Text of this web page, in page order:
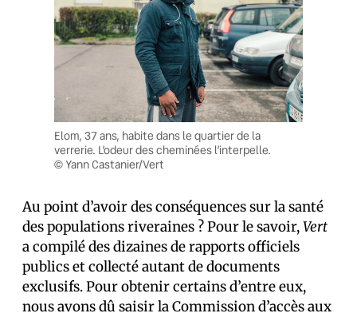
Elom, 37 ans, habite dans le quartier de la
verrerie. L’odeur des cheminées l’interpelle.
© Yann Castanier/Vert
Au point d’avoir des conséquences sur la santé
des populations riveraines ? Pour le savoir,Vert
a compilé des dizaines de rapports officiels
publics et collecté autant de documents
exclusifs. Pour obtenir certains d’entre eux,
nous avons dû saisir la Commission d’accès aux